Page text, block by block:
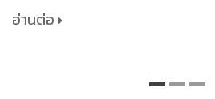
อ่านต่อ